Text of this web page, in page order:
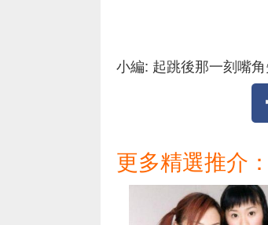
小編: 起跳後那一刻嘴
更多精選推介：